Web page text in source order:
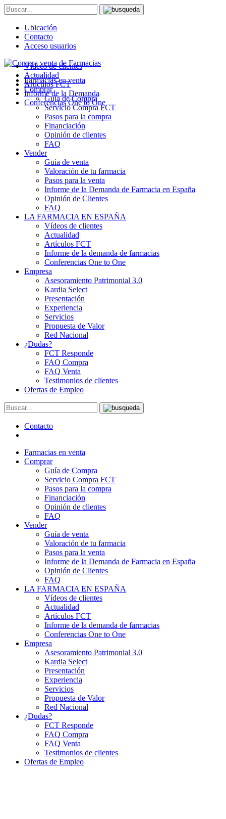
Ubicación
Contacto
Acceso usuarios
Farmacias en venta
Comprar
Guía de Compra
Servicio Compra FCT
Pasos para la compra
Financiación
Opinión de clientes
FAQ
Vender
Guía de venta
Valoración de tu farmacia
Pasos para la venta
Informe de la Demanda de Farmacia en España
Opinión de Clientes
FAQ
LA FARMACIA EN ESPAÑA
Vídeos de clientes
Actualidad
Artículos FCT
Informe de la demanda de farmacias
Conferencias One to One
Empresa
Asesoramiento Patrimonial 3.0
Kardia Select
Presentación
Experiencia
Servicios
Propuesta de Valor
Red Nacional
¿Dudas?
FCT Responde
FAQ Compra
FAQ Venta
Testimonios de clientes
Ofertas de Empleo
Contacto
Farmacias en venta
Comprar
Guía de Compra
Servicio Compra FCT
Pasos para la compra
Financiación
Opinión de clientes
FAQ
Vender
Guía de venta
Valoración de tu farmacia
Pasos para la venta
Informe de la Demanda de Farmacia en España
Opinión de Clientes
FAQ
LA FARMACIA EN ESPAÑA
Vídeos de clientes
Actualidad
Artículos FCT
Informe de la demanda de farmacias
Conferencias One to One
Empresa
Asesoramiento Patrimonial 3.0
Kardia Select
Presentación
Experiencia
Servicios
Propuesta de Valor
Red Nacional
¿Dudas?
FCT Responde
FAQ Compra
FAQ Venta
Testimonios de clientes
Ofertas de Empleo
Vídeos de clientes
Actualidad
Artículos FCT
Informe de la Demanda
Conferencias One to One